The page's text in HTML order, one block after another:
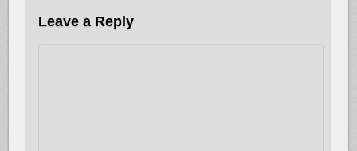
Leave a Reply